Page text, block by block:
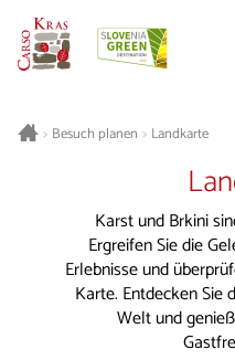
> Besuch planen > Landkarte
Karst und Brkini
Ergreifen Sie die
Erlebnisse und
Karte. Entdecken Sie
Welt und